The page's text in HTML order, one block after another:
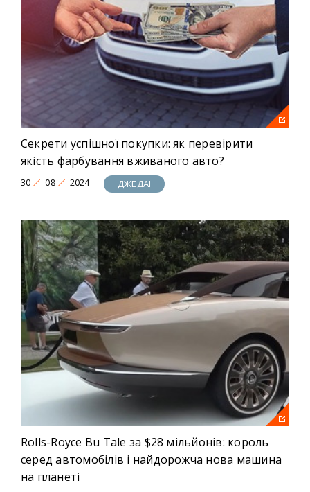
Секрети успішної покупки: як перевірити
якість фарбування вживаного авто?
30 08 2024 ДЖЕДАІ
Rolls-Royce Bu Tale за $28 мільйонів: король
серед автомобілів і найдорожча нова машина
на планеті